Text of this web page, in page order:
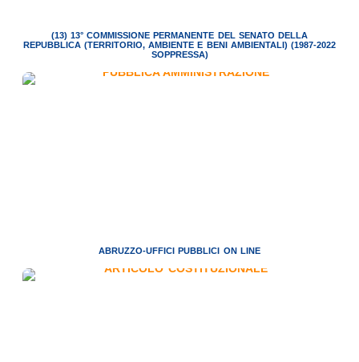
(13) 13° COMMISSIONE PERMANENTE DEL SENATO DELLA
REPUBBLICA (TERRITORIO, AMBIENTE E BENI AMBIENTALI) (1987-2022
SOPPRESSA)
ABRUZZO-UFFICI PUBBLICI ON LINE